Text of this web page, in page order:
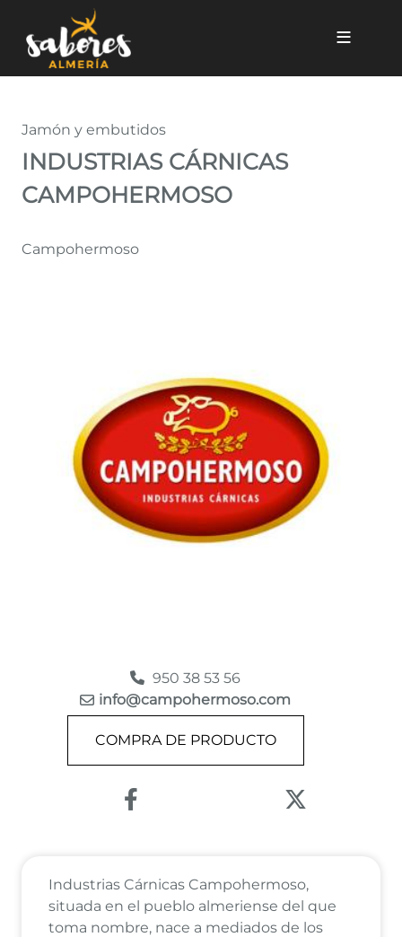
INDUSTRIAS CÁRNICAS
Jamón y embutidos
INDUSTRIAS CÁRNICAS
CAMPOHERMOSO
Campohermoso
950 38 53 56
info@campohermoso.com
COMPRA DE PRODUCTO
Enlace a Facebook
Industrias Cárnicas Campohermoso,
situada en el pueblo almeriense del que
toma nombre, nace a mediados de los